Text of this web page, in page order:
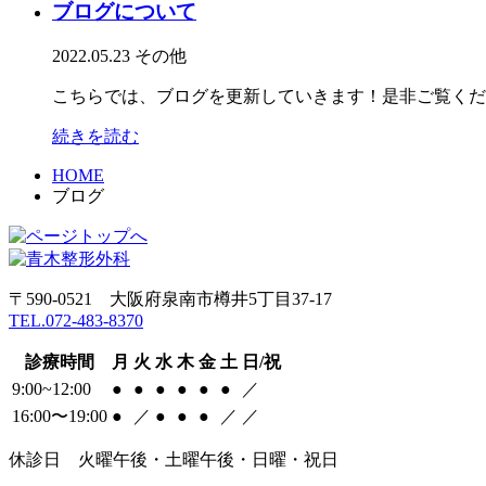
ブログについて
2022.05.23 その他
こちらでは、ブログを更新していきます！是非ご覧く
続きを読む
HOME
ブログ
〒590-0521 大阪府泉南市樽井5丁目37-17
TEL.072-483-8370
診療時間 月 火 水 木 金 土 日/祝
9:00~12:00
● ● ● ● ● ●
／
16:00〜19:00 ● ／ ● ● ● ／ ／
休診日 火曜午後・土曜午後・日曜・祝日